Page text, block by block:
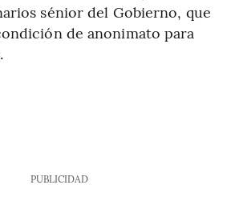
sénior del Gobierno, que
de anonimato para
PUBLICIDAD